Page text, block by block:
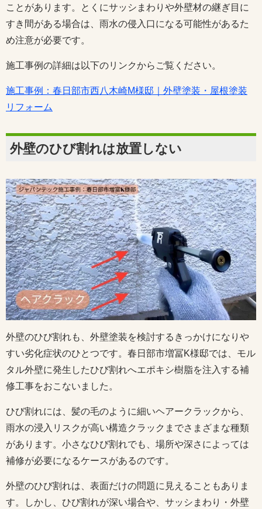
ことがあります。とくにサッシまわりや外壁材の継ぎ目に
すき間がある場合は、雨水の侵入口になる可能性があるた
め注意が必要です。
施工事例の詳細は以下のリンクからご覧ください。
施工事例：春日部市西八木崎M様邸｜外壁塗装・屋根塗装
リフォーム
外壁のひび割れは放置しない
外壁のひび割れも、外壁塗装を検討するきっかけになりや
すい劣化症状のひとつです。春日部市増冨K様邸では、モル
タル外壁に発生したひび割れへエポキシ樹脂を注入する補
修工事をおこないました。
ひび割れには、髪の毛のように細いヘアークラックから、
雨水の浸入リスクが高い構造クラックまでさまざまな種類
があります。小さなひび割れでも、場所や深さによっては
補修が必要になるケースがあるのです。
外壁のひび割れは、表面だけの問題に見えることもありま
す。しかし、ひび割れが深い場合や、サッシまわり・外壁